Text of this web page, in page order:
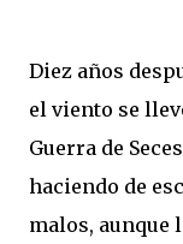
Diez años
el viento se
Guerra de
haciendo de
malos, aunque